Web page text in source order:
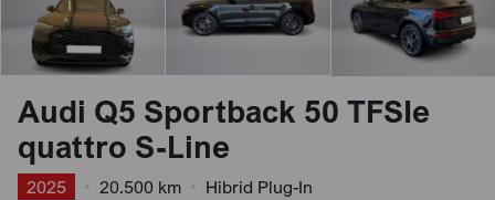
Audi Q5 Sportback 50 TFSIe
quattro S-Line
2025 20.500 km
Hibrid Plug-In